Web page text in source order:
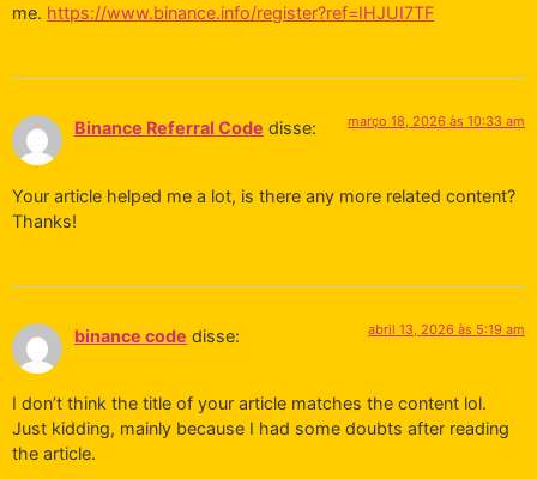
me. https://www.binance.info/register?ref=IHJUI7TF
Binance Referral Code disse: março 18, 2026 às 10:33 am
Your article helped me a lot, is there any more related content?
Thanks!
binance code disse: abril 13, 2026 às 5:19 am
I don’t think the title of your article matches the content lol.
Just kidding, mainly because I had some doubts after reading
the article.